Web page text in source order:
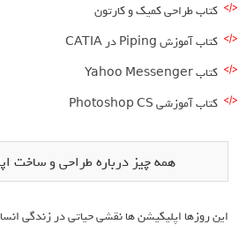
کتاب طراحی کمیک و کارتون
کتاب آموزش Piping در CATIA
کتاب Yahoo Messenger
کتاب آموزشی Photoshop CS
همه چیز درباره طراحی و ساخت
این روزها اپلیکیشن ها نقشی حیاتی در زندگی